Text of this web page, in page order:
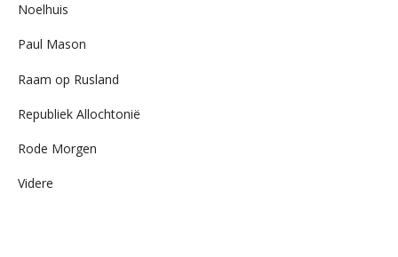
Noelhuis
Paul Mason
Raam op Rusland
Republiek Allochtonië
Rode Morgen
Videre